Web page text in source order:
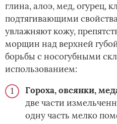
глина, алоэ, мед, огурец,
подтягивающими
увлажняют кожу,
морщин над верхней
борьбы с носогубными
использованием:
Гороха, овсянки,
две части
одну часть мелко